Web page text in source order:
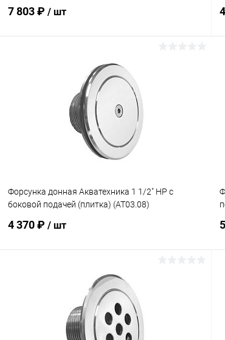
7 803 ₽ / шт
В корзину
Под заказ
Форсунка донная Акватехника 1 1/2" НР с
боковой подачей (плитка) (AT03.08)
4 370 ₽ / шт
В корзину
К сравнению В наличии